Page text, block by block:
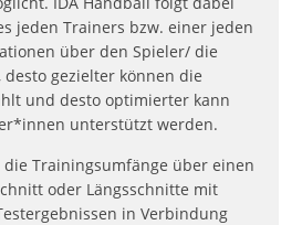
jeden Trainers bzw. einer jeden
über den Spieler/ die
gezielter können die
und desto optimierter kann
unterstützt werden.
Trainingsumfänge über einen
oder Längsschnitte mit
in Verbindung